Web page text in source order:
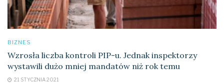
BIZNES
Wzrosła liczba kontroli PIP-u. Jednak inspektorzy
wystawili dużo mniej mandatów niż rok temu
21 STYCZNIA 2021